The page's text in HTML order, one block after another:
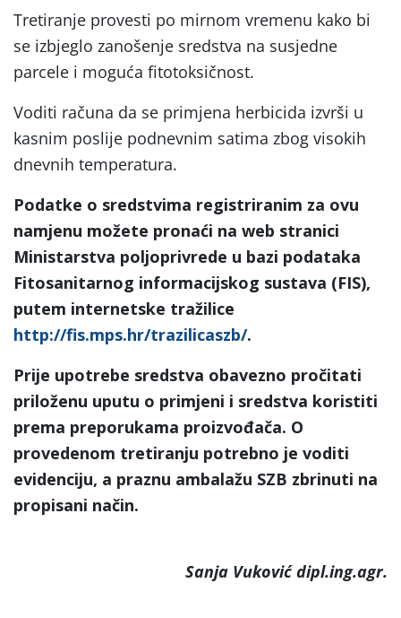
Tretiranje provesti po mirnom vremenu kako bi
se izbjeglo zanošenje sredstva na susjedne
parcele i moguća fitotoksičnost.
Voditi računa da se primjena herbicida izvrši u
kasnim poslije podnevnim satima zbog visokih
dnevnih temperatura.
Podatke o sredstvima registriranim za ovu
namjenu možete pronaći na web stranici
Ministarstva poljoprivrede u bazi podataka
Fitosanitarnog informacijskog sustava (FIS),
putem internetske tražilice
http://fis.mps.hr/trazilicaszb/.
Prije upotrebe sredstva obavezno pročitati
priloženu uputu o primjeni i sredstva koristiti
prema preporukama proizvođača. O
provedenom tretiranju potrebno je voditi
evidenciju, a praznu ambalažu SZB zbrinuti na
propisani način.
Sanja Vuković dipl.ing.agr.